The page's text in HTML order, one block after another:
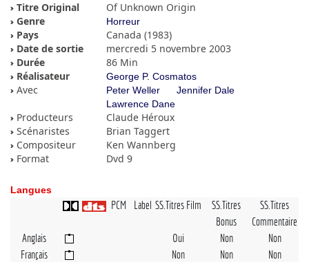
Titre Original
Of Unknown Origin
Genre
Horreur
Pays
Canada (1983)
Date de sortie
mercredi 5 novembre 2003
Durée
86 Min
Réalisateur
George P. Cosmatos
Avec Peter Weller
Jennifer Dale
Lawrence Dane
Producteurs
Claude Héroux
Scénaristes
Brian Taggert
Compositeur
Ken Wannberg
Format
Dvd 9
Langues
PCM Label SS.Titres Film
SS.Titres
Bonus
SS.Titres
Commentaire
Anglais
Oui Non
Non
Français
Non Non Non